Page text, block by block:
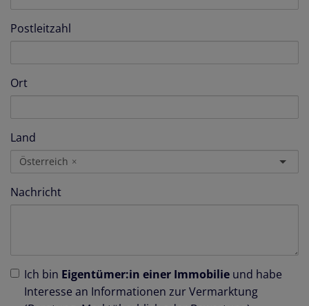
Postleitzahl
Ort
Land
Österreich ×
Nachricht
Ich bin Eigentümer:in einer Immobilie und habe
Interesse an Informationen zur Vermarktung